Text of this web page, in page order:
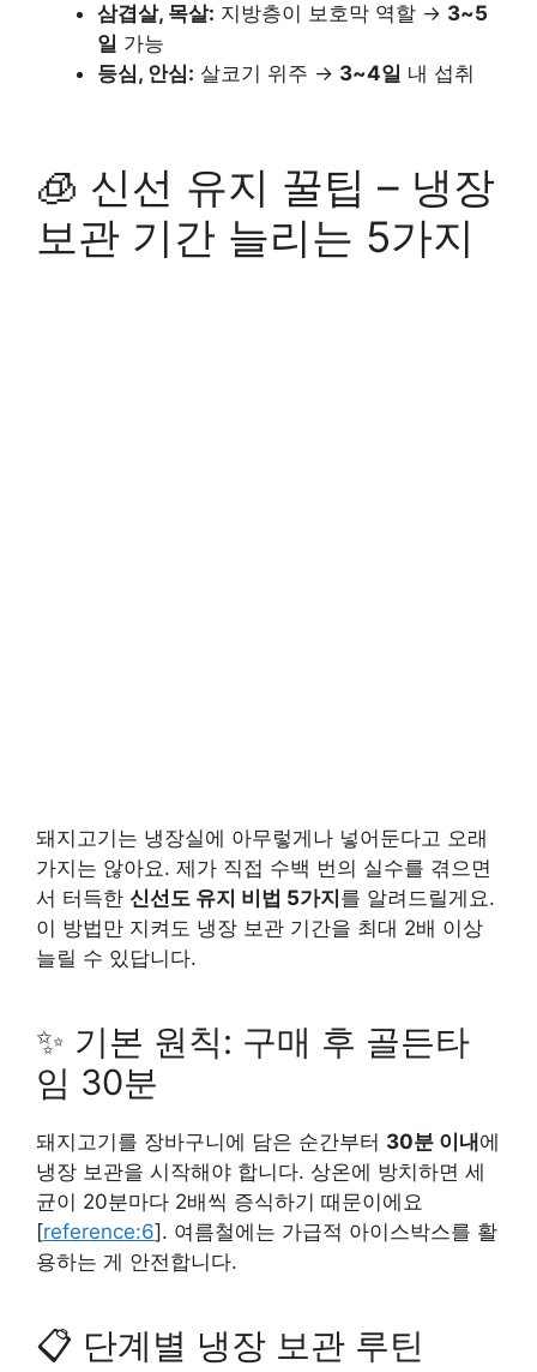
삼겹살, 목살: 지방층이 보호막 역할 → 3~5
일 가능
등심, 안심: 살코기 위주 → 3~4일 내 섭취
🧊 신선 유지 꿀팁 – 냉장
보관 기간 늘리는 5가지
돼지고기는 냉장실에 아무렇게나 넣어둔다고 오래
가지는 않아요. 제가 직접 수백 번의 실수를 겪으면
서 터득한 신선도 유지 비법 5가지 를 알려드릴게요.
이 방법만 지켜도 냉장 보관 기간을 최대 2배 이상
늘릴 수 있답니다.
✨ 기본 원칙: 구매 후 골든타
임 30분
돼지고기를 장바구니에 담은 순간부터 30분 이내 에
냉장 보관을 시작해야 합니다. 상온에 방치하면 세
균이 20분마다 2배씩 증식하기 때문이에요
[reference:6]. 여름철에는 가급적 아이스박스를 활
용하는 게 안전합니다.
📋 단계별 냉장 보관 루틴